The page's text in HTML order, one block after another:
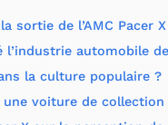
sortie de l’AMC Pacer X
automobile
la culture populaire ?
une voiture de collection